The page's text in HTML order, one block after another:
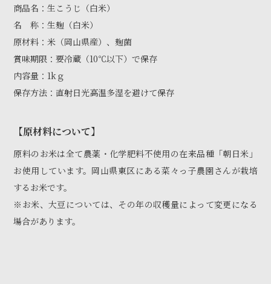
商品名：生こうじ（白米）
名 称：生麹（白米）
原材料：米（岡山県産）、麹菌
賞味期限：要冷蔵（10℃以下）で保存
内容量：1kｇ
保存方法：直射日光高温多湿を避けて保存
【原材料について】
原料のお米は全て農薬・化学肥料不使用の在来品種「朝日米」
お使用しています。岡山県東区にある菜々っ子農園さんが栽培
するお米です。
※お米、大豆については、その年の収穫量によって変更になる
場合があります。